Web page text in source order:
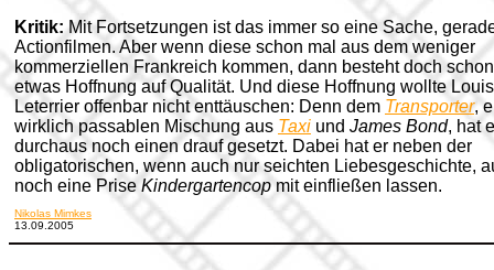
Kritik: Mit Fortsetzungen ist das immer so eine Sache,
Actionfilmen. Aber wenn diese schon mal aus dem weniger
kommerziellen Frankreich kommen, dann besteht doch schon
etwas Hoffnung auf Qualität. Und diese Hoffnung wollte Louis
Leterrier offenbar nicht enttäuschen: Denn dem Transporter,
wirklich passablen Mischung aus Taxi und James Bond, hat
durchaus noch einen drauf gesetzt. Dabei hat er neben der
obligatorischen, wenn auch nur seichten Liebesgeschichte,
noch eine Prise Kindergartencopmit einfließen lassen.
Nikolas Mimkes
13.09.2005